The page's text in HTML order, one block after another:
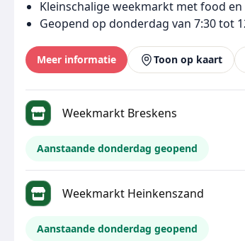
Kleinschalige weekmarkt met food
Geopend op donderdag van 7:30 tot
Meer informatie Toon op kaart
Weekmarkt Breskens
Aanstaande donderdag geopend
Weekmarkt Heinkenszand
Aanstaande donderdag geopend